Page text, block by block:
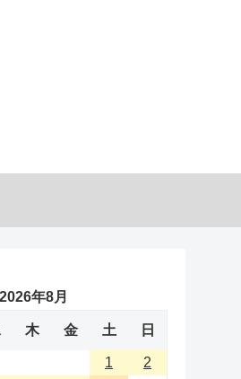
2026年8月
木 金 土 日
1
2